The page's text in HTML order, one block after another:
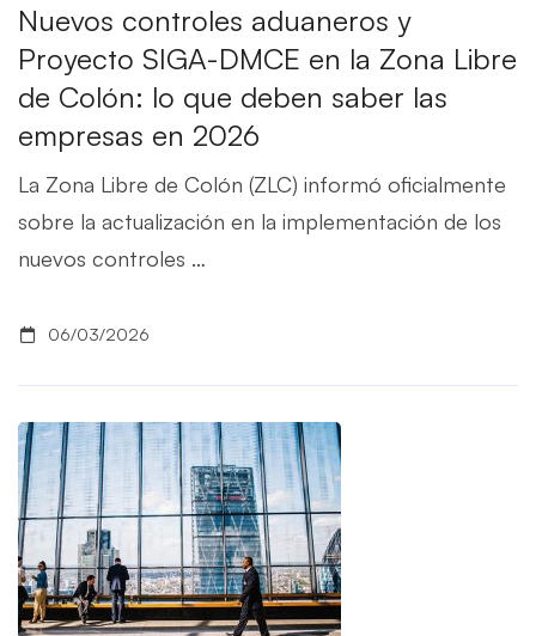
Nuevos controles aduaneros y
Proyecto SIGA-DMCE en la Zona Libre
de Colón: lo que deben saber las
empresas en 2026
La Zona Libre de Colón (ZLC) informó oficialmente
sobre la actualización en la implementación de los
nuevos controles …
06/03/2026